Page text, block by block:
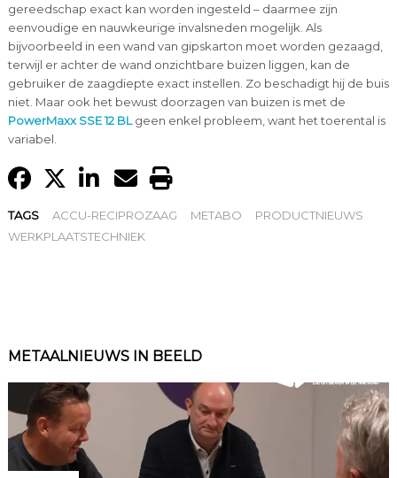
gereedschap exact kan worden ingesteld – daarmee zijn
eenvoudige en nauwkeurige invalsneden mogelijk. Als
bijvoorbeeld in een wand van gipskarton moet worden gezaagd,
terwijl er achter de wand onzichtbare buizen liggen, kan de
gebruiker de zaagdiepte exact instellen. Zo beschadigt hij de buis
niet. Maar ook het bewust doorzagen van buizen is met de
PowerMaxx SSE 12 BLgeen enkel probleem, want het toerental is
variabel.
TAGS ACCU-RECIPROZAAG METABO
PRODUCTNIEUWS
WERKPLAATSTECHNIEK
METAALNIEUWS IN BEELD